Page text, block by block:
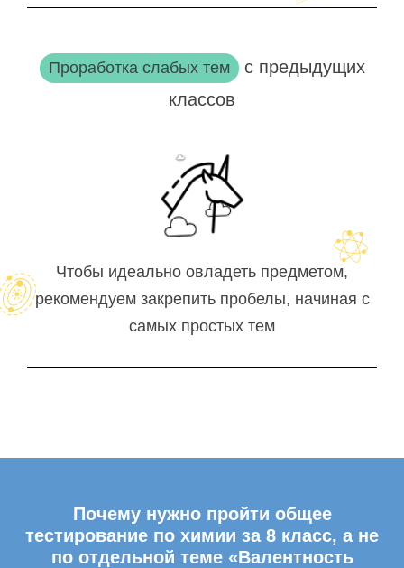
Проработка слабых тем с предыдущих
классов
Чтобы идеально овладеть предметом,
рекомендуем закрепить пробелы, начиная с
самых простых тем
Почему нужно пройти общее
тестирование по химии за 8 класс, а не
по отдельной теме «Валентность